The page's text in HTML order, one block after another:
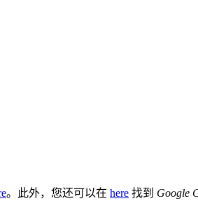
。此外，您还可以在 here 找到 Google